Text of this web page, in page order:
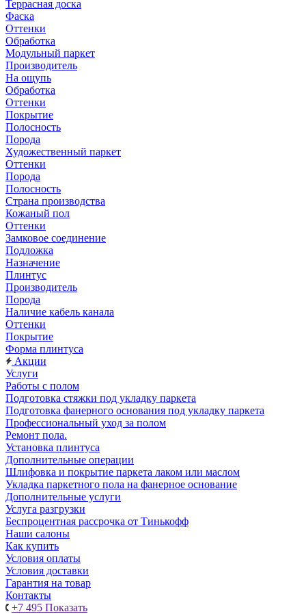
Террасная доска
Фаска
Оттенки
Обработка
Модульный паркет
Производитель
На ощупь
Обработка
Оттенки
Покрытие
Полосность
Порода
Художественный паркет
Оттенки
Порода
Полосность
Страна производства
Кожаный пол
Оттенки
Замковое соединение
Подложка
Назначение
Плинтус
Производитель
Порода
Наличие кабель канала
Оттенки
Покрытие
Форма плинтуса
Акции
Услуги
Работы с полом
Подготовка стяжки под укладку паркета
Подготовка фанерного основания под укладку паркета
Профессиональный уход за полом
Ремонт пола.
Установка плинтуса
Дополнительные операции
Шлифовка и покрытие паркета лаком или маслом
Укладка паркетного пола на фанерное основание
Дополнительные услуги
Услуга разгрузки
Беспроцентная рассрочка от Тинькофф
Наши салоны
Как купить
Условия оплаты
Условия доставки
Гарантия на товар
Контакты
+7 495 Показать